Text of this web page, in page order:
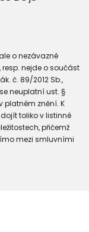
o nezávazné
nejde o součást
č. 89/2012 Sb.,
neuplatní ust. §
platném znění. K
toliko v listinné
přičemž
mezi smluvními